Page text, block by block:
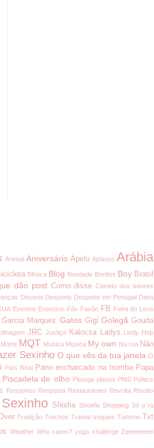
Animal Aniversário Apelo Aplauso Arábia
Blheca Blog Bondade Bonitos Boy Brasil
dão post Como disse Correio dos leitores
Deserto Desporto Desporto em Portugal Dieta
Eventos Exercicio Fãs Faxôn FB Feira do Livro
Marquez Gatos Gigi Golegã Gouda
JRC Justiça Kalocsa Ladys Lindy Hop
Morte MQT Musica Música My own Na rua Não
Sexinho O que vês da tua janela O
País Real Pano encharcado na tromba Papa
Piscadela de olho Pitosga planos PMS Politics
Responso Resposta Restaurantes Revolta Risotto
Sexinho Shisha Shoefie Shopping Só p´ra
Tradição Trechos Treinar truques Turismo Txt
Weather Who cares? yoga challenge Zeeeeeeen